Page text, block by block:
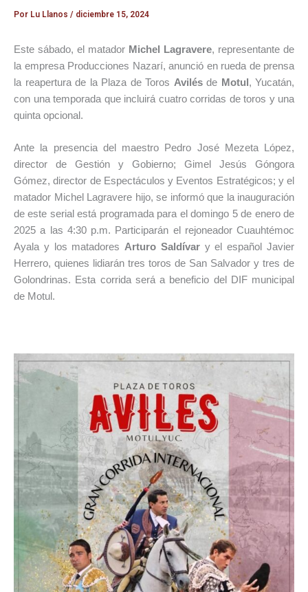
Por Lu Llanos / diciembre 15, 2024
Este sábado, el matador Michel Lagravere, representante de
la empresa Producciones Nazarí, anunció en rueda de prensa
la reapertura de la Plaza de Toros Avilésde Motul, Yucatán,
con una temporada que incluirá cuatro corridas de toros y una
quinta opcional.
Ante la presencia del maestro Pedro José Mezeta López,
director de Gestión y Gobierno; Gimel Jesús Góngora
Gómez, director de Espectáculos y Eventos Estratégicos; y el
matador Michel Lagravere hijo, se informó que la inauguración
de este serial está programada para el domingo 5 de enero de
2025 a las 4:30 p.m. Participarán el rejoneador Cuauhtémoc
Ayala y los matadores Arturo Saldívary el español Javier
Herrero, quienes lidiarán tres toros de San Salvador y tres de
Golondrinas. Esta corrida será a beneficio del DIF municipal
de Motul.